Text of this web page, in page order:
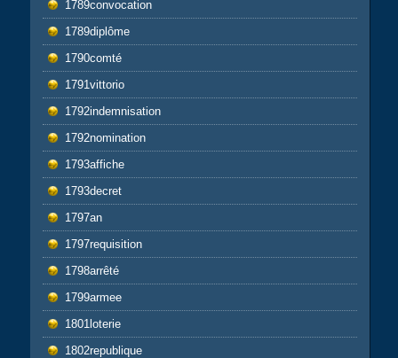
1789convocation
1789diplôme
1790comté
1791vittorio
1792indemnisation
1792nomination
1793affiche
1793decret
1797an
1797requisition
1798arrêté
1799armee
1801loterie
1802republique